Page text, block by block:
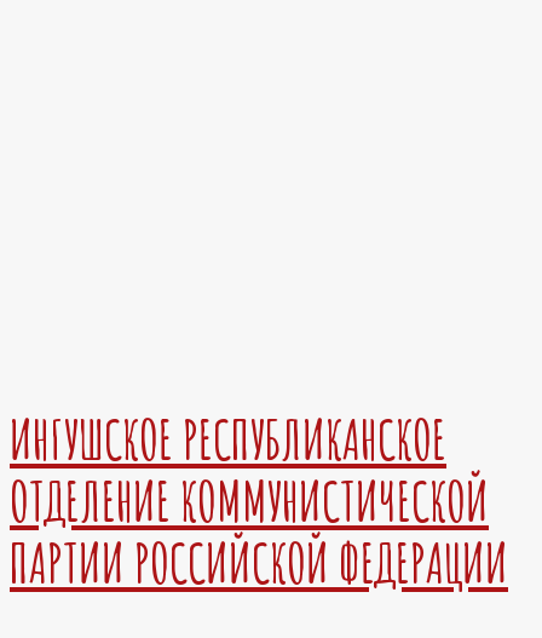
ИНГУШСКОЕ РЕСПУБЛИКАНСКОЕ
ОТДЕЛЕНИЕ КОММУНИСТИЧЕСКОЙ
ПАРТИИ РОССИЙСКОЙ ФЕДЕРАЦИИ